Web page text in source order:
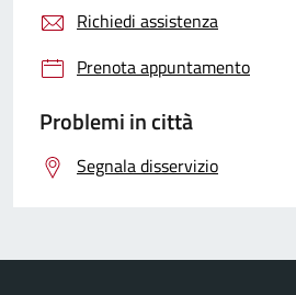
Richiedi assistenza
Prenota appuntamento
Problemi in città
Segnala disservizio